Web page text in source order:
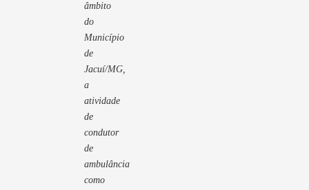
âmbito
do
Município
de
Jacuí/MG,
a
atividade
de
condutor
de
ambulância
como